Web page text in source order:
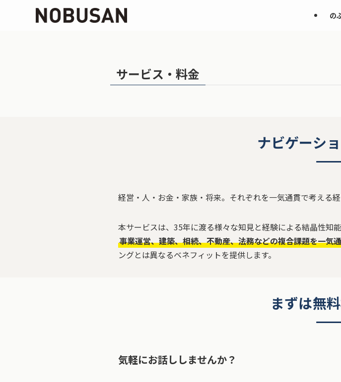
の
サービス・料金
ナビゲーシ
経営・人・お金・家族・将来。それぞれを一気通貫で考える
本サービスは、35年に渡る様々な知見と経験による結晶性知
事業運営、建築、相続、不動産、法務などの複合課題を一気
ングとは異なるベネフィットを提供します。
まずは無
気軽にお話ししませんか？